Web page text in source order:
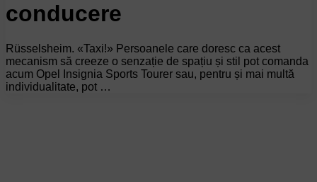
conducere
Rüsselsheim. «Taxi!» Persoanele care doresc ca acest
mecanism să creeze o senzație de spațiu și stil pot comanda
acum Opel Insignia Sports Tourer sau, pentru și mai multă
individualitate, pot …